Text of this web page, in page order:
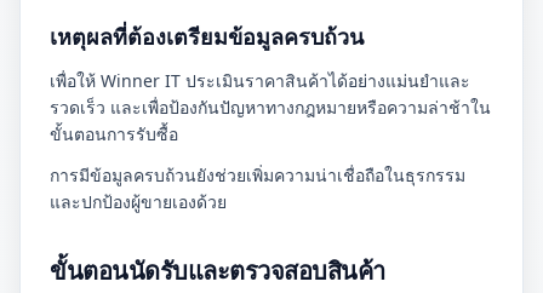
เหตุผลที่ต้องเตรียมข้อมูลครบถ้วน
เพื่อให้ Winner IT ประเมินราคาสินค้าได้อย่างแม่นยำและ
รวดเร็ว และเพื่อป้องกันปัญหาทางกฎหมายหรือความล่าช้าใน
ขั้นตอนการรับซื้อ
การมีข้อมูลครบถ้วนยังช่วยเพิ่มความน่าเชื่อถือในธุรกรรม
และปกป้องผู้ขายเองด้วย
ขั้นตอนนัดรับและตรวจสอบสินค้า